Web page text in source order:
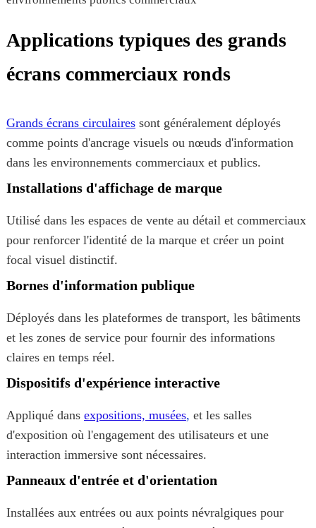
Applications typiques des grands
écrans commerciaux ronds
Grands écrans circulaires sont généralement déployés
comme points d'ancrage visuels ou nœuds d'information
dans les environnements commerciaux et publics.
Installations d'affichage de marque
Utilisé dans les espaces de vente au détail et commerciaux
pour renforcer l'identité de la marque et créer un point
focal visuel distinctif.
Bornes d'information publique
Déployés dans les plateformes de transport, les bâtiments
et les zones de service pour fournir des informations
claires en temps réel.
Dispositifs d'expérience interactive
Appliqué dans expositions, musées, et les salles
d'exposition où l'engagement des utilisateurs et une
interaction immersive sont nécessaires.
Panneaux d'entrée et d'orientation
Installées aux entrées ou aux points névralgiques pour